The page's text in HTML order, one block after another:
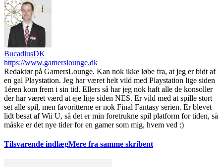
BucadiusDK
https://www.gamerslounge.dk
Redaktør på GamersLounge. Kan nok ikke løbe fra, at jeg er bidt af
en gal Playstation. Jeg har været helt vild med Playstation lige siden
1éren kom frem i sin tid. Ellers så har jeg nok haft alle de konsoller
der har været værd at eje lige siden NES. Er vild med at spille stort
set alle spil, men favoritterne er nok Final Fantasy serien. Er blevet
lidt besat af Wii U, så det er min foretrukne spil platform for tiden, så
måske er det nye tider for en gamer som mig, hvem ved :)
Tilsvarende indlægMere fra samme skribent